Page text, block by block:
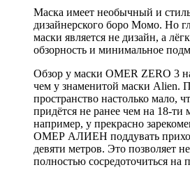
Маска имеет необычный и
дизайнерского боро Момо. Но
маски является не дизайн, а
обзорность и минимальное
Обзор у маски OMER ZERO 3
чем у знаменитой маски Alien.
пространство настолько мало,
придётся не ранее чем на 18-ти
например, у прекрасно
ОМЕР АЛИЕН поддувать
девяти метров. Это позволяет
полностью сосредоточиться на